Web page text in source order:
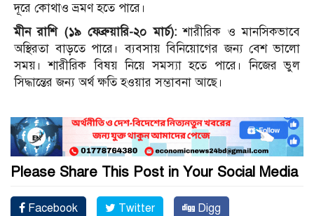
দূরে কোথাও ভ্রমণ হতে পারে।
মীন রাশি (১৯ ফেব্রুয়ারি-২০ মার্চ):শারীরিক ও মানসিকভাবে
অস্থিরতা বাড়তে পারে। ব্যবসায় বিনিয়োগের জন্য বেশ ভালো
সময়। শারীরিক বিষয় নিয়ে সমস্যা হতে পারে। নিজের ভুল
সিদ্ধান্তের জন্য অর্থ ক্ষতি হওয়ার সম্ভাবনা আছে।
Please Share This Post in Your Social Media
Facebook Twitter Digg